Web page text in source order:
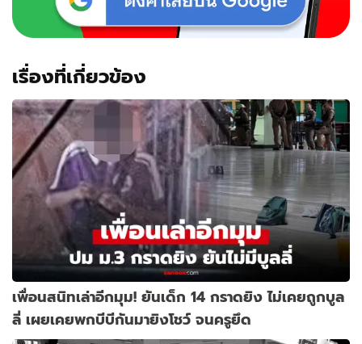
เรื่องที่เกี่ยวข้อง
เพื่อนสนิทเล่าอีกมุม! ยันเด็ก 14 กราดยิง ไม่เคยถูกบูล
ลี่ เผยเคยพกบีบีกันมายิงโชว์ จนครูยึด